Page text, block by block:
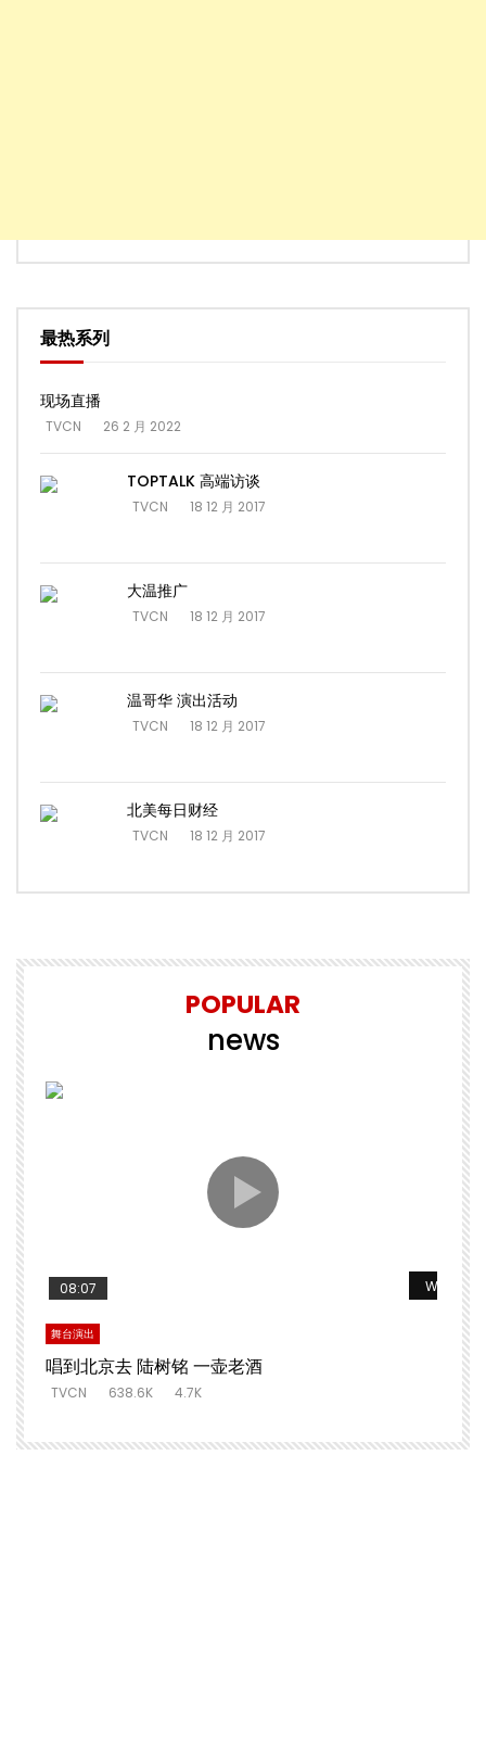
最热系列
现场直播
TVCN 26 2 月 2022
TOPTALK 高端访谈
TVCN 18 12 月 2017
大温推广
TVCN 18 12 月 2017
温哥华 演出活动
TVCN 18 12 月 2017
北美每日财经
TVCN 18 12 月 2017
POPULAR
news
Watch
08:07
舞台演出
唱到北京去 陆树铭 一壶老酒
TVCN 638.6K 4.7K